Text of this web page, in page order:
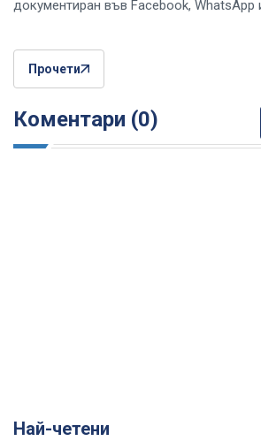
документиран във Facebook, WhatsApp
Прочети
Коментари (0)
Най-четени